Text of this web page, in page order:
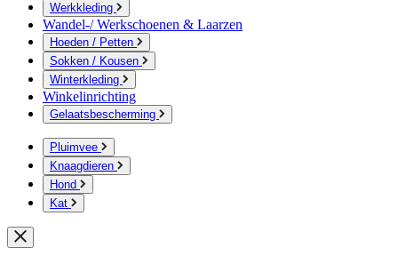
Werkkleding
Wandel-/ Werkschoenen & Laarzen
Hoeden / Petten
Sokken / Kousen
Winterkleding
Winkelinrichting
Gelaatsbescherming
Pluimvee
Knaagdieren
Hond
Kat